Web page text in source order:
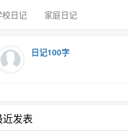
校日记 家庭日记
日记100字
近发表